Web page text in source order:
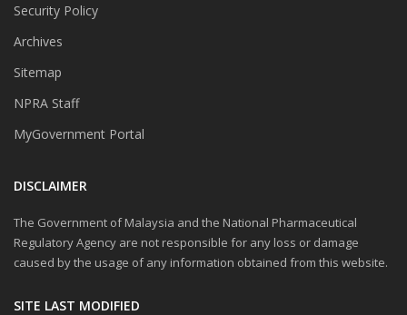
Security Policy
Archives
Sitemap
NPRA Staff
MyGovernment Portal
DISCLAIMER
The Government of Malaysia and the National Pharmaceutical
Regulatory Agency are not responsible for any loss or damage
caused by the usage of any information obtained from this website.
SITE LAST MODIFIED